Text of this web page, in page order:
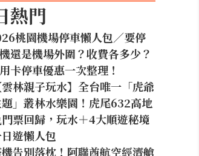
熱門
桃園機場停車懶人包／要停
還是機場外圍？收費各多少？
卡停車優惠一次整理！
雲林親子玩水】全台唯一「虎爺
題」叢林水樂園！虎尾632高地
票回歸，玩水＋4大順遊秘境
遊懶人包
告別落枕！阿聯酋航空經濟艙